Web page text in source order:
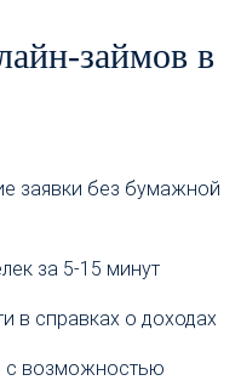
займов в
заявки без бумажной
за 5-15 минут
в справках о доходах
с возможностью